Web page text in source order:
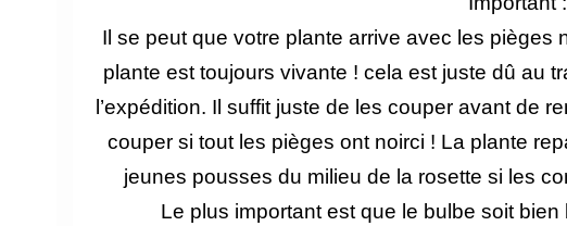
Il se peut que votre plante arrive avec les pièges
plante est toujours vivante ! cela est juste dû au
l’expédition. Il suffit juste de les couper avant de
couper si tout les pièges ont noirci ! La plante
jeunes pousses du milieu de la rosette si les
Le plus important est que le bulbe soit bien